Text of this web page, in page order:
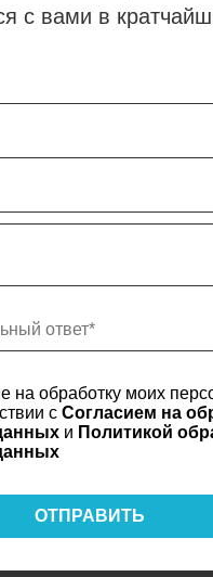
с вами в
на обработку моих
с Согласием на
и Политикой
ОТПРАВИТЬ